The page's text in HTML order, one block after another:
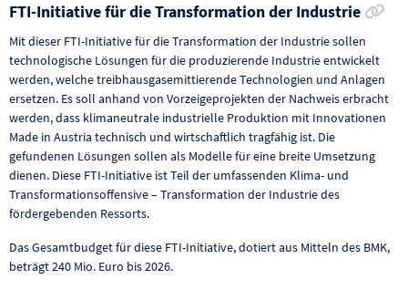
FTI-Initiative für die Transformation der Industrie
Mit dieser FTI-Initiative für die Transformation der Industrie sollen
technologische Lösungen für die produzierende Industrie entwickelt
werden, welche treibhausgasemittierende Technologien und Anlagen
ersetzen. Es soll anhand von Vorzeigeprojekten der Nachweis erbracht
werden, dass klimaneutrale industrielle Produktion mit Innovationen
Made in Austria technisch und wirtschaftlich tragfähig ist. Die
gefundenen Lösungen sollen als Modelle für eine breite Umsetzung
dienen. Diese FTI-Initiative ist Teil der umfassenden Klima- und
Transformationsoffensive – Transformation der Industrie des
fördergebenden Ressorts.
Das Gesamtbudget für diese FTI-Initiative, dotiert aus Mitteln des BMK,
beträgt 240 Mio. Euro bis 2026.